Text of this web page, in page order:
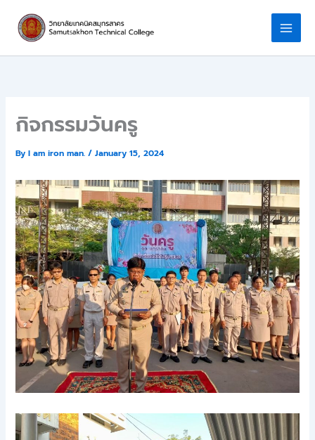
content
กิจกรรมวันครู
ByI am iron man./January 15, 2024